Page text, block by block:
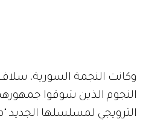
وكانت النجمة السورية،
النجوم الذين شوقوا
الترويجي لمسلسلها الجديد